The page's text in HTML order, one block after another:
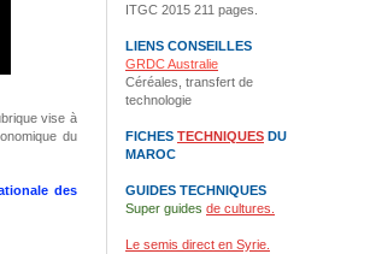
vise à
du
des
ITGC 2015 211 pages.
LIENS CONSEILLES
GRDC Australie
Céréales, transfert de
technologie
FICHES TECHNIQUES DU
MAROC
GUIDES TECHNIQUES
Super guides de cultures.
Le semis direct en Syrie.